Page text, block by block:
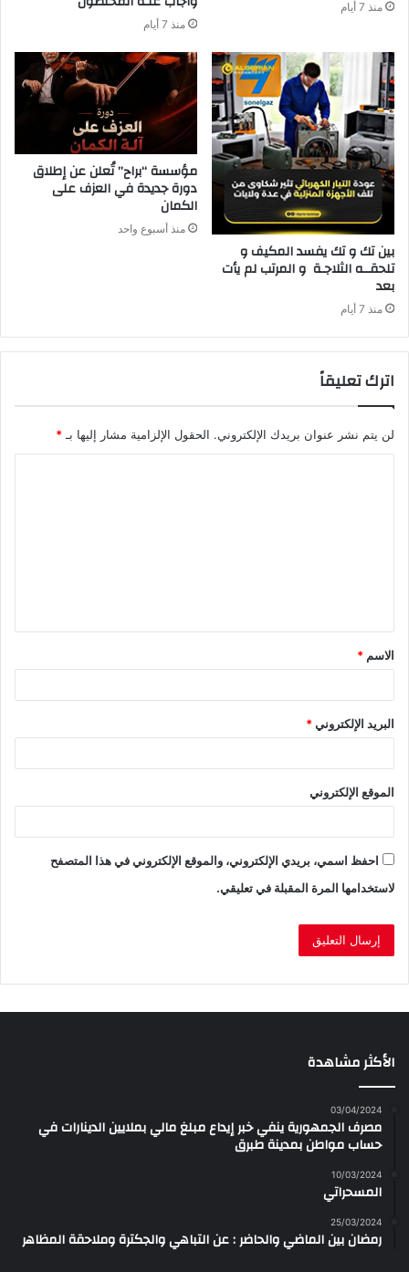
منذ 7 أيام
منذ 7 أيام
‬بعد‭ ‬
منذ 7 أيام
مؤسسة “براح” تُعلن عن إطلاق
دورة جديدة في العزف على
الكمان
منذ أسبوع واحد
اترك تعليقاً
لن يتم نشر عنوان بريدك الإلكتروني. الحقول الإلزامية مشار إليها بـ *
ق
*
الاسم *
البريد الإلكتروني*
الموقع الإلكتروني
احفظ اسمي، بريدي الإلكتروني، والموقع الإلكتروني في هذا المتصفح
لاستخدامها المرة المقبلة في تعليقي.
الأكثر مشاهدة
03/04/2024
مصرف الجمهورية ينفي خبر إيداع مبلغ مالي بملايين الدينارات في
حساب مواطن بمدينة طبرق
10/03/2024
المسحراتي
25/03/2024
رمضان بين الماضي والحاضر : عن التباهي والجكترة وملاحقة المظاهر